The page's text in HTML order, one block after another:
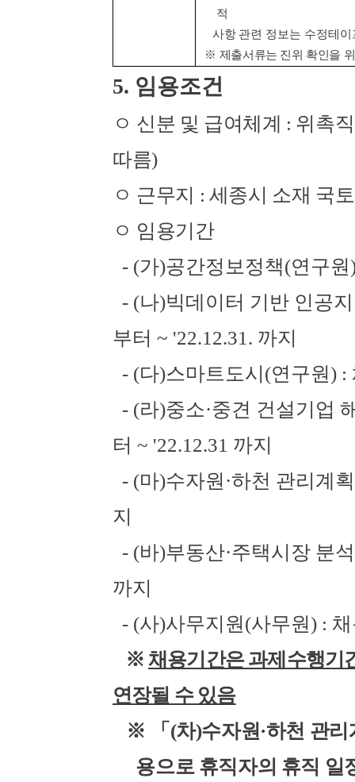
적
사항 관련 정보는 수정테
※ 제출서류는 진위 확인을
5. 임용조건
ㅇ 신분 및 급여체계 : 위촉직
따름)
ㅇ 근무지 : 세종시 소재 국
ㅇ 임용기간
- (가)공간정보정책(연구원
- (나)빅데이터 기반 인공
부터 ~ '22.12.31. 까지
- (다)스마트도시(연구원) :
- (라)중소·중견 건설기업
터 ~ '22.12.31 까지
- (마)수자원 ·하천 관리계획
지
- (바)부동산·주택시장 분석
까지
- (사)사무지원(사무원) :
※ 채용기간은 과제수행기
연장될 수 있음
※
「 (차)수자원·하천 관리
용으로 휴직자의 휴직 일